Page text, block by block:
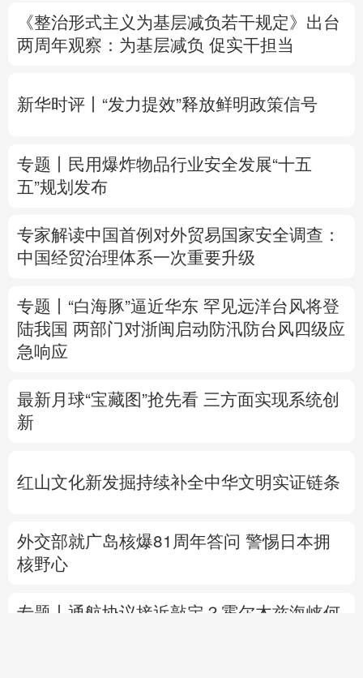
English Español Français عربى
Deutsch Português
《整治形式主义为基层减负若干规定》出台
两周年观察 ：为基层减负 促实干担当
新华时评丨“发力提效”释放鲜明政策信号
专题丨
民用爆炸物品行业安全发展“十五
五”规划发布
专家解读中国首例对外贸易国家安全调查：
中国经贸治理体系一次重要升级
专题丨 “白海豚”逼近华东 罕见远洋台风将登
陆我国 两部门对浙闽启动防汛防台风四级应
急响应
最新月球“宝藏图”抢先看 三方面实现系统创
新
红山文化新发掘持续补全中华文明实证链条
外交部就广岛核爆81周年答问 警惕日本拥
核野心
专题丨 通航协议接近敲定？霍尔木兹海峡何